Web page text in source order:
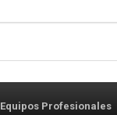
Equipos Profesionales